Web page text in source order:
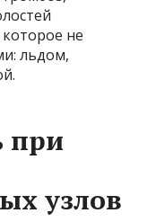
не
льдом,
при
узлов